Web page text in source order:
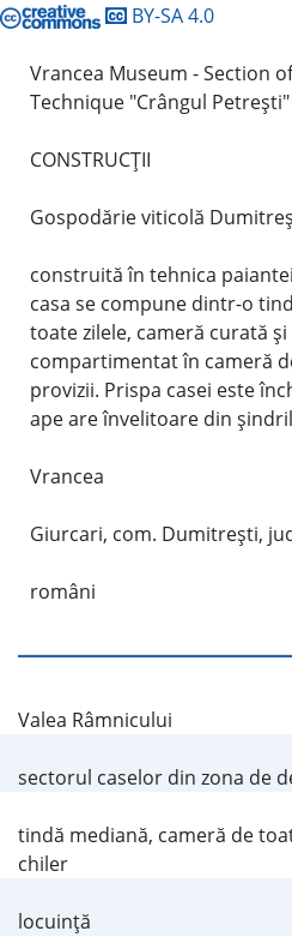
BY-SA 4.0
Vrancea Museum - Section
Technique "Crângul Petreşti"
CONSTRUCŢII
Gospodărie viticolă
construită în tehnica
casa se compune dintr-o
toate zilele, cameră curată
compartimentat în cameră
provizii. Prispa casei este
ape are învelitoare din
Vrancea
Giurcari, com. Dumitreşti,
români
Valea Râmnicului
sectorul caselor din zona de
tindă mediană, cameră de
chiler
locuinţă